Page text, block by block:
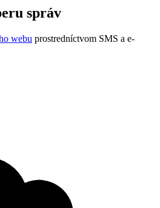
správ
webu prostredníctvom SMS a e-